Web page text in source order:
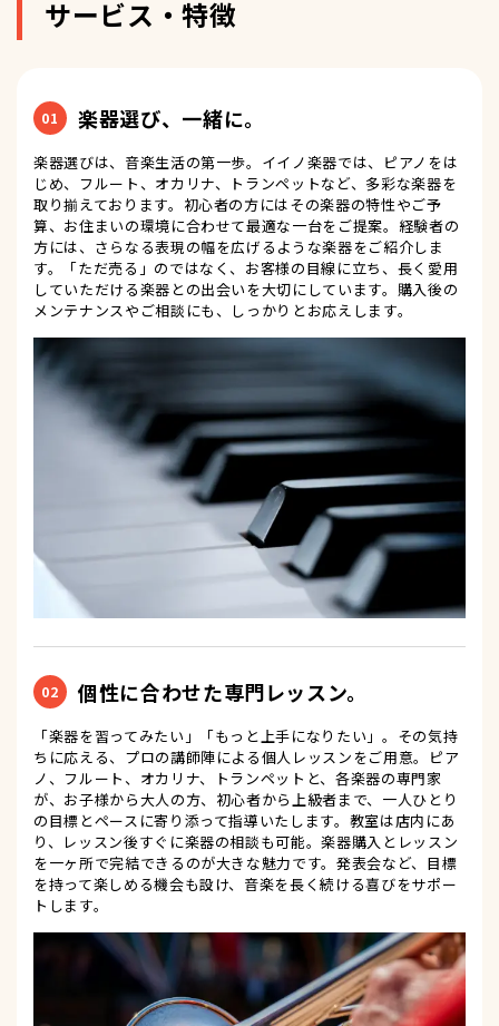
サービス・特徴
01 楽器選び、一緒に。
楽器選びは、音楽生活の第一歩。イイノ楽器では、ピアノをは
じめ、フルート、オカリナ、トランペットなど、多彩な楽器を
取り揃えております。初心者の方にはその楽器の特性やご予
算、お住まいの環境に合わせて最適な一台をご提案。経験者の
方には、さらなる表現の幅を広げるような楽器をご紹介しま
す。「ただ売る」のではなく、お客様の目線に立ち、長く愛用
していただける楽器との出会いを大切にしています。購入後の
メンテナンスやご相談にも、しっかりとお応えします。
02 個性に合わせた専門レッスン。
「楽器を習ってみたい」「もっと上手になりたい」。その気持
ちに応える、プロの講師陣による個人レッスンをご用意。ピア
ノ、フルート、オカリナ、トランペットと、各楽器の専門家
が、お子様から大人の方、初心者から上級者まで、一人ひとり
の目標とペースに寄り添って指導いたします。教室は店内にあ
り、レッスン後すぐに楽器の相談も可能。楽器購入とレッスン
を一ヶ所で完結できるのが大きな魅力です。発表会など、目標
を持って楽しめる機会も設け、音楽を長く続ける喜びをサポー
トします。